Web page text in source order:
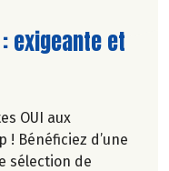
exigeante et
OUI aux
sélection de